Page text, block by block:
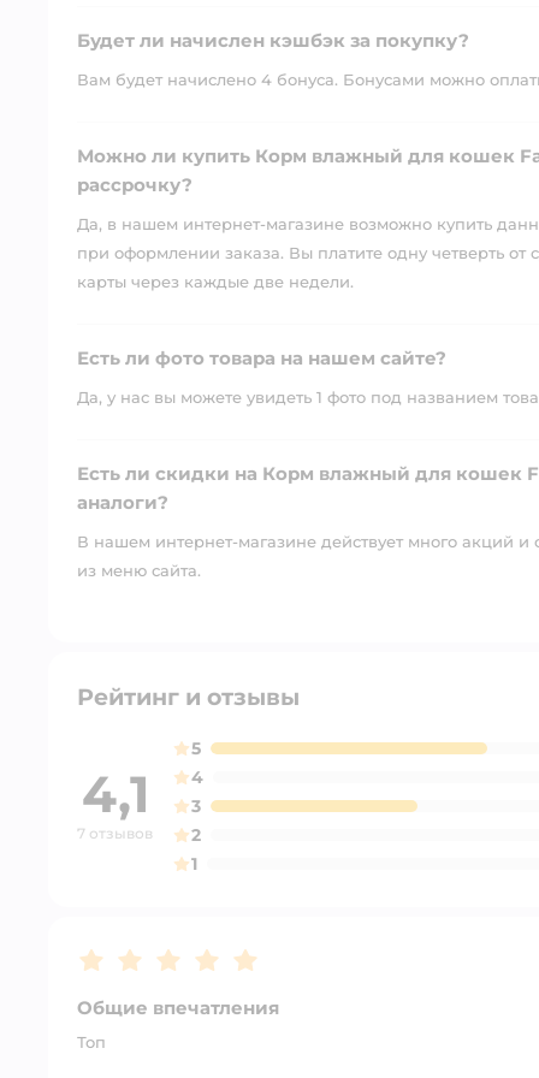
Будет ли начислен кэшбэк за покупку?
Вам будет начислено 4 бонуса. Бонусами можно
Можно ли купить Корм влажный для кошек
рассрочку?
Да, в нашем интернет-магазине возможно купить
при оформлении заказа. Вы платите одну четверть от
карты через каждые две недели.
Есть ли фото товара на нашем сайте?
Да, у нас вы можете увидеть 1 фото под названием
Есть ли скидки на Корм влажный для кошек
аналоги?
В нашем интернет-магазине действует много акций
из меню сайта.
Рейтинг и отзывы
4,1
7 отзывов
5
4
3
2
1
Рейтинг:5
Общие впечатления
Топ